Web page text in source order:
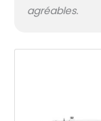
agréables.